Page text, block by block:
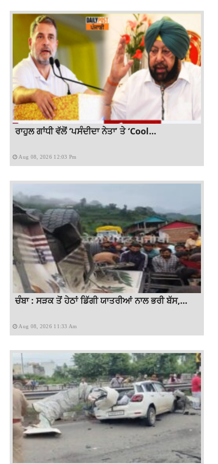
ਰਾਹੁਲ ਗਾਂਧੀ ਵੱਲੋਂ ‘ਪਸੰਦੀਦਾ ਨੇਤਾ’ ਤੇ ‘Cool...
Aug 08, 2026 12:03 Pm
ਚੰਬਾ : ਸੜਕ ਤੋਂ ਹੇਠਾਂ ਡਿੱਗੀ ਯਾਤਰੀਆਂ ਨਾਲ ਭਰੀ ਬੱਸ,...
Aug 08, 2026 11:33 Am